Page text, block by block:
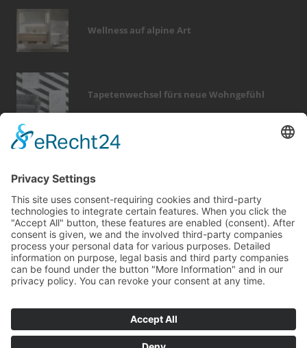
Wellness auf alpine Art
Tapetenwechsel fürs neue Wohngefühl
sicherheit rund ums haus türen
wärme
heizung
fotovoltaik keller fenster
immobilien
renovieren
hausbau sanieren
entfeuchtung
kamin
wellness dämmung
förderung